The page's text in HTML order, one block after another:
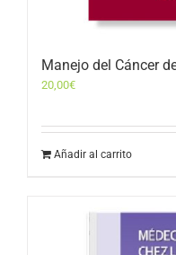
Manejo del Cáncer
20,00€
Añadir al carrito